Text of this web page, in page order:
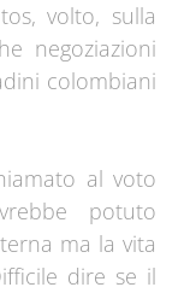
volto, sulla
negoziazioni
colombiani
al voto
potuto
ma la vita
dire se il